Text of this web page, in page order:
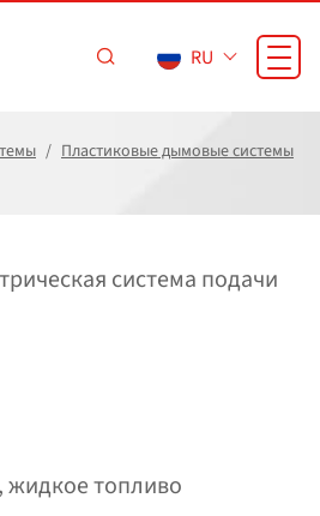
RU
Пластиковые дымовые системы
система подачи
жидкое топливо